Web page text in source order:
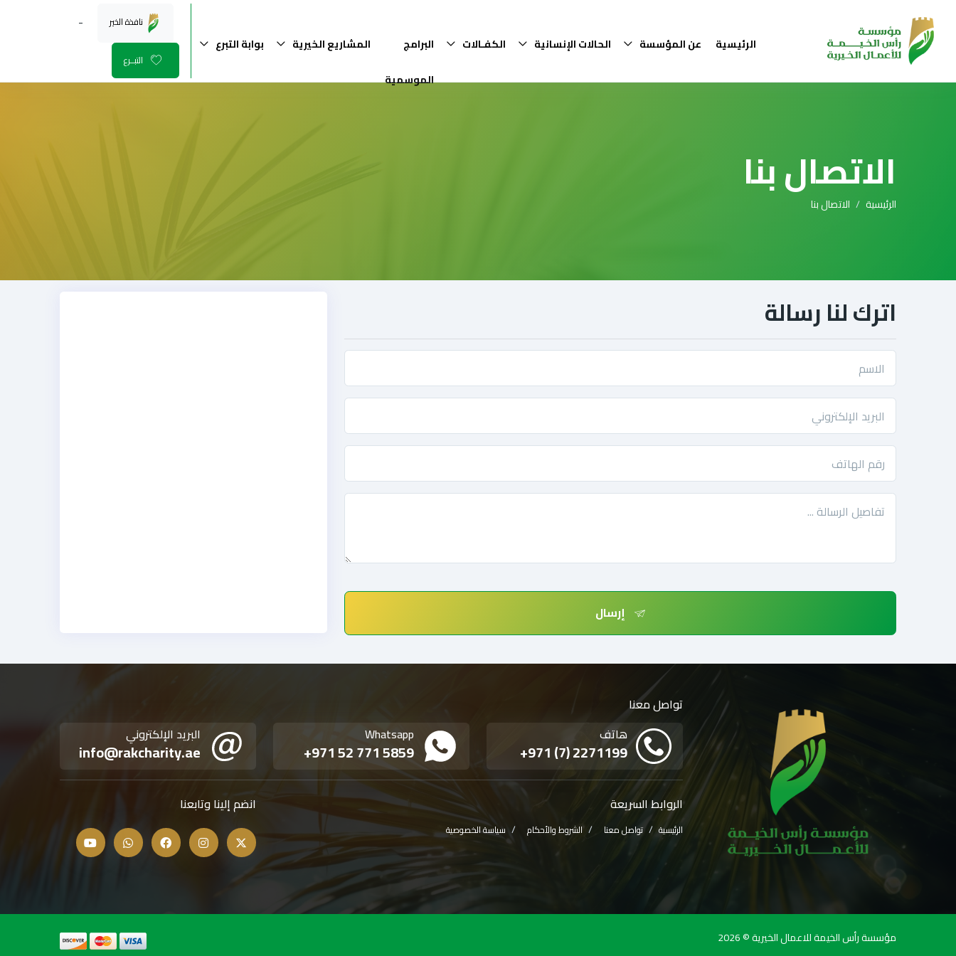
الرئيسية عن المؤسسة الحالات الإنسانية الكفـالات
البرامج
الموسمية
المشاريع الخيرية بوابة التبرع
نافذة الخير -
التبــرع
الاتصال بنا
الرئيسية الاتصال بنا
اترك لنا رسالة
الاسم
البريد الإلكتروني
رقم الهاتف
تفاصيل الرسالة ...
تواصل معنا
هاتف
+971 (7) 2271199
Whatsapp
+971 52 771 5859
البريد الإلكتروني
info@rakcharity.ae
الروابط السريعة
الرئيسية تواصل معنا الشروط والأحكام سياسة الخصوصية
انضم إلينا وتابعنا
مؤسسة رأس الخيمة للاعمال الخيرية © 2026